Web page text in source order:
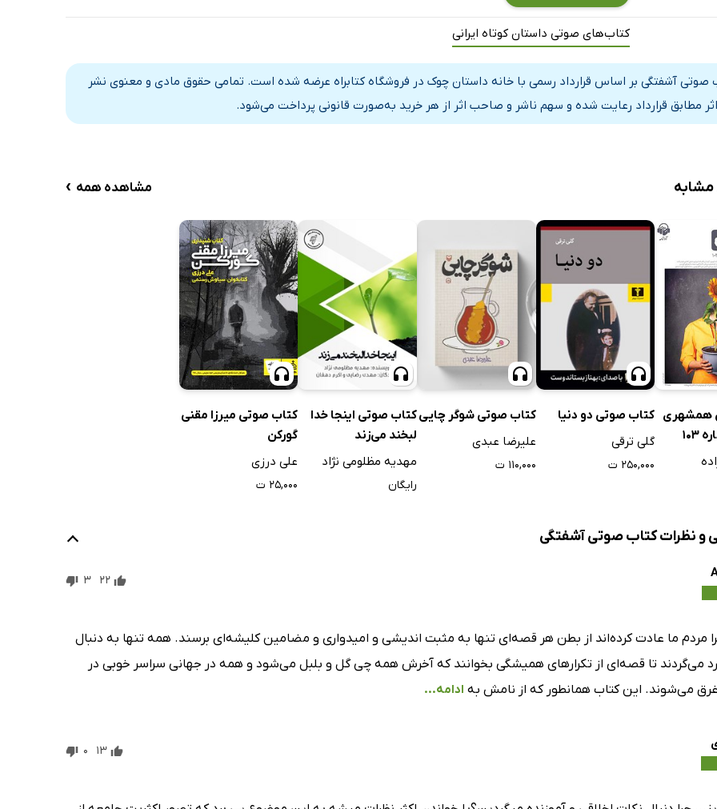
کتاب‌های صوتی داستان کوتاه ایرانی
صوتی آشفتگی بر اساس قرارداد رسمی با خانه داستان چوک در فروشگاه کتابراه عرضه شده است. تمامی حقوق مادی و معنوی نشر
مطابق قرارداد رعایت شده و سهم ناشر و صاحب اثر از هر خرید به‌صورت قانونی پرداخت می‌شود.
مشاهده همه ›
همشهری کتاب صوتی دو دنیا
گلی ترقی
۲۵۰,۰۰۰ ت
کتاب صوتی شوگر چایی
علیرضا عبدی
۱۱۰,۰۰۰ ت
کتاب صوتی اینجا خدا
لبخند می‌زند
مهدیه مظلومی نژاد
رایگان
کتاب صوتی میرزا مقنی
گورکن
علی درزی
۲۵,۰۰۰ ت
و نظرات کتاب صوتی آشفتگی
22
3
مردم ما عادت کرده‌اند از بطن هر قصه‌ای تنها به مثبت اندیشی و امیدواری و مضامین کلیشه‌ای برسند. همه تنها به دنبال
می‌گردند تا قصه‌ای از تکرار‌های همیشگی بخوانند که آخرش همه چی گل و بلبل می‌شود و همه در جهانی سراسر خوبی در
می‌شوند. این کتاب همانطور که از نامش به ادامه...
13
0